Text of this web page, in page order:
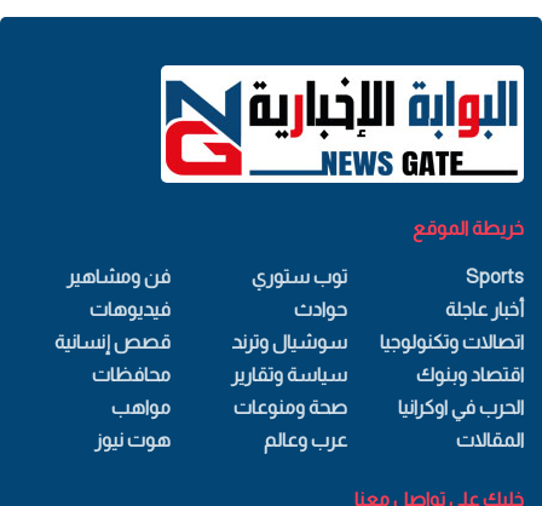
خريطة الموقع
Sports
أخبار عاجلة
اتصالات وتكنولوجيا
اقتصاد وبنوك
الحرب في اوكرانيا
المقالات
توب ستوري
حوادث
سوشيال وترند
سياسة وتقارير
صحة ومنوعات
عرب وعالم
فن ومشاهير
فيديوهات
قصص إنسانية
محافظات
مواهب
هوت نيوز
خليك علي تواصل معنا